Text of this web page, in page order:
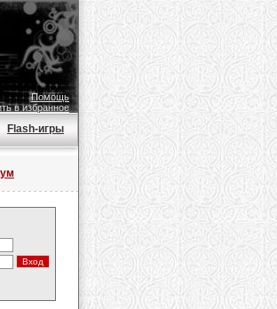
Помощь
в избранное
Flash-игры